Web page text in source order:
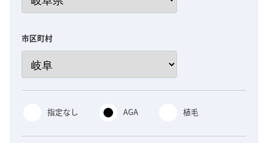
市区町村
指定なし AGA 植毛